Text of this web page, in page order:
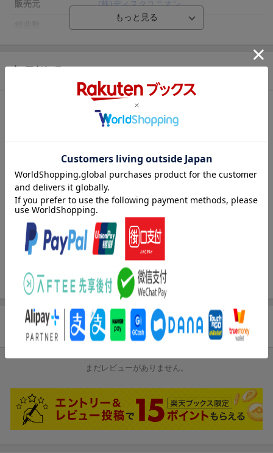
販売元 (株)ディスクユニオン
品番 CMRS-27
OVERSEAS
『オーヴァーシーズ』／CD
アーティスト：トミー・フラナガン・トリオ／トミー・フラナガ
ン／ウィルバー・リトル ほか
曲目タイトル：
1.リラクシン・アット・カマリロ (mono)
2.
チェルシー・ブリッジ (テイク3) (mono)
3. エクリプソ (mono)[6:17]
[4:20]
5.スコール・ブラザース (mono)[2:32]
6.リトル・ロック (mono)[7:03]
7.ヴェルダンディ (テイク1) (mono)[2:12]
ダラーナ (テイク3) (mono)[4:38]
9. ウィロー・ウィープ・フォー・ミー (テイク2) (mono)[6:21]
商品レビュー
まだレビューがありません。